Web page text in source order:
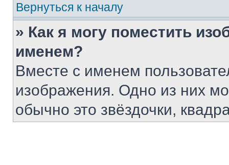
Вернуться к началу
» Как я могу поместить
именем?
Вместе с именем
изображения. Одно из них
обычно это звёздочки,